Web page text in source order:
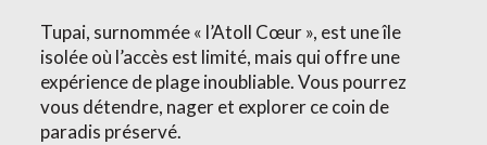
Tupai, surnommée « l’Atoll Cœur », est une île
isolée où l’accès est limité, mais qui offre une
expérience de plage inoubliable. Vous pourrez
vous détendre, nager et explorer ce coin de
paradis préservé.